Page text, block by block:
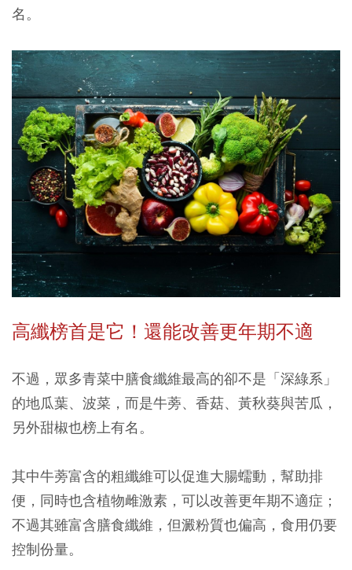
名。
高纖榜首是它！還能改善更年期不適
不過，眾多青菜中膳食纖維最高的卻不是「深綠系」
的地瓜葉、波菜，而是牛蒡、香菇、黃秋葵與苦瓜，
另外甜椒也榜上有名。
其中牛蒡富含的粗纖維可以促進大腸蠕動，幫助排
便，同時也含植物雌激素，可以改善更年期不適症；
不過其雖富含膳食纖維，但澱粉質也偏高，食用仍要
控制份量。